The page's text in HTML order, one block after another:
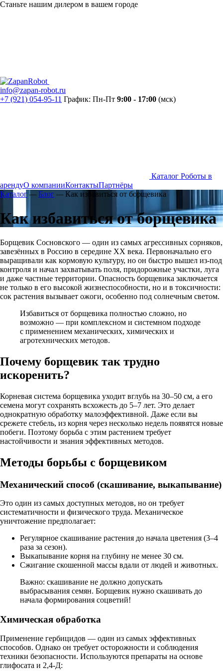
Станьте нашим дилером в вашем городе
info@zapan-robot.ru
+7 (921) 054-95-11 График: Пн-Пт 9:00 - 17:00 (мск)
Каталог Роботы в
арендуО компанииКонтактыПартнёры
Каталог — Блог — Как избавиться от борщевика
Как избавиться от борщевика
Борщевик Сосновского — один из самых агрессивных сорняков,
завезённых в Россию в середине XX века. Первоначально его
выращивали как кормовую культуру, но он быстро вышел из-под
контроля и начал захватывать поля, придорожные участки, луга
и даже частные территории. Опасность борщевика заключается
не только в его высокой жизнеспособности, но и в токсичности:
сок растения вызывает ожоги, особенно под солнечным светом.
Избавиться от борщевика полностью сложно, но
возможно — при комплексном и системном подходе
с применением механических, химических и
агротехнических методов.
Почему борщевик так трудно
искоренить?
Корневая система борщевика уходит вглубь на 30–50 см, а его
семена могут сохранять всхожесть до 5–7 лет. Это делает
однократную обработку малоэффективной. Даже если вы
срежете стебель, из корня через несколько недель появятся новые
побеги. Поэтому борьба с этим растением требует
настойчивости и знания эффективных методов.
Методы борьбы с борщевиком
Механический способ (скашивание, выкапывание)
Это один из самых доступных методов, но он требует
систематичности и физического труда. Механическое
уничтожение предполагает:
Регулярное скашивание растения до начала цветения (3–4
раза за сезон).
Выкапывание корня на глубину не менее 30 см.
Сжигание скошенной массы вдали от людей и животных.
Важно: скашивание не должно допускать
выбрасывания семян. Борщевик нужно скашивать до
начала формирования соцветий!
Химическая обработка
Применение гербицидов — один из самых эффективных
способов. Однако он требует осторожности и соблюдения
техники безопасности. Используются препараты на основе
глифосата и 2,4-Д: